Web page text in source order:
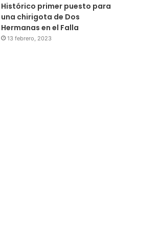
Histórico primer puesto para
una chirigota de Dos
Hermanas en el Falla
13 febrero, 2023